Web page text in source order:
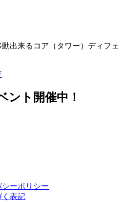
出来るコア（タワー）ディフェ
ント開催中！
ーポリシー
く表記